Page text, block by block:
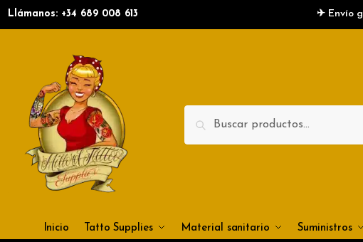
Llámanos: +34 689 008 613 ✈ Envío
Search
Inicio Tatto Supplies Material sanitario Suministros